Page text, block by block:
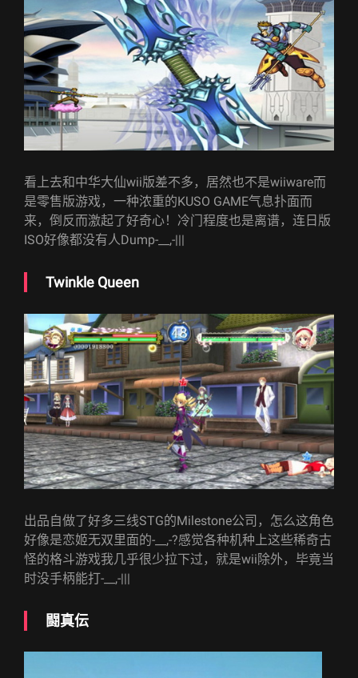
看上去和中华大仙wii版差不多，居然也不是wiiware而
是零售版游戏，一种浓重的KUSO GAME气息扑面而
来，倒反而激起了好奇心！冷门程度也是离谱，连日版
ISO好像都没有人Dump-__,-|||
Twinkle Queen
出品自做了好多三线STG的Milestone公司，怎么这角色
好像是恋姬无双里面的-__,-?感觉各种机种上这些稀奇古
怪的格斗游戏我几乎很少拉下过，就是wii除外，毕竟当
时没手柄能打-__,-|||
闘真伝